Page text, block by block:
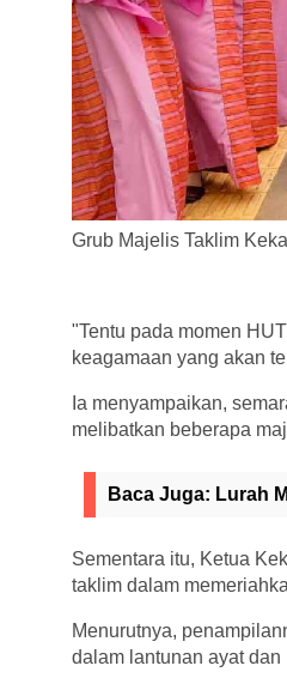
Grub Majelis Taklim
"Tentu pada momen
keagamaan yang akan
Ia menyampaikan,
melibatkan beberapa
Baca Juga: Lurah
Sementara itu, Ketua
taklim dalam
Menurutnya,
dalam lantunan ayat